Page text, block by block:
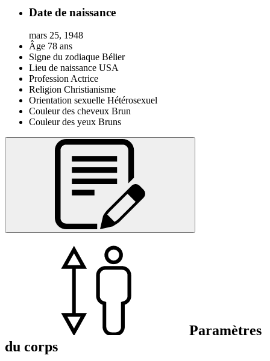
Date de naissance
mars 25, 1948
Âge 78 ans
Signe du zodiaque Bélier
Lieu de naissance USA
ProfessionActrice
Religion Christianisme
Orientation sexuelle Hétérosexuel
Couleur des cheveux Brun
Couleur des yeux Bruns
Paramètres
du corps